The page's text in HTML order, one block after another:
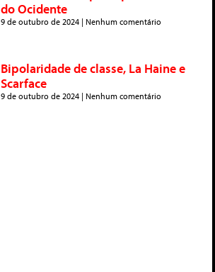
do Ocidente
9 de outubro de 2024 Nenhum comentário
Bipolaridade de classe, La Haine e
Scarface
9 de outubro de 2024 Nenhum comentário